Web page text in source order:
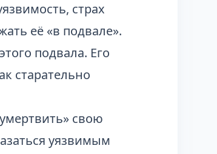
страх
её «в подвале».
подвала. Его
старательно
свою
уязвимым